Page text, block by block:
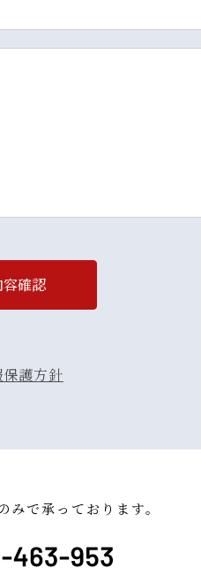
容確認
護方針
みで承っております。